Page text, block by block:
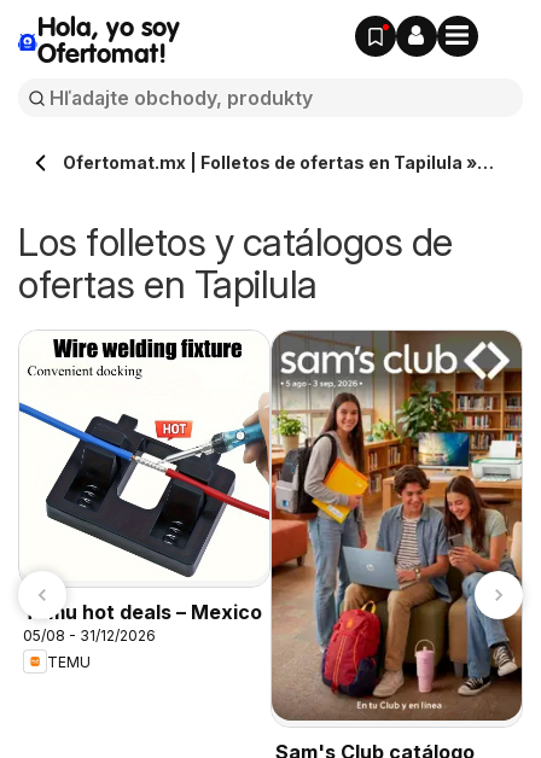
Hola, yo soy
Ofertomat!
Ofertomat.mx | Folletos de ofertas en Tapilula »
Los folletos y catálogos de
ofertas en Tapilula
Temu hot deals – Mexico
05/08 - 31/12/2026
TEMU
Sam's Club catálogo